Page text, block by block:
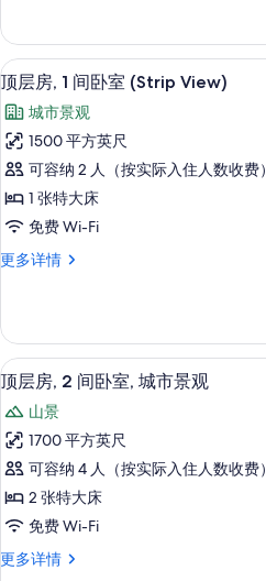
城
市
景
观
的
所
有
照
片
间
卧
室,
城
市
景
观
更
多
信
息
显
示
顶
层
房,
1
间
卧
(Strip
View)
的
所
有
照
片
8
顶层房, 1 间卧室 (Strip View)
城市景观
1500 平方英尺
可容纳 2 人（按实际入住人数收费）
1 张特大床
免费 Wi-Fi
更多详情
顶
间
卧
室
(Strip
View)
更
多
信
息
显
示
顶
层
房,
2
间
卧
6
顶层房, 2 间卧室, 城市景观
山景
1700 平方英尺
可容纳 4 人（按实际入住人数收费）
2 张特大床
免费 Wi-Fi
更多详情
顶